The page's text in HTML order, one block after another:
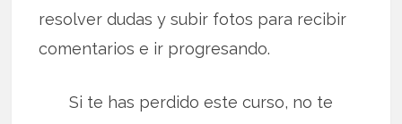
resolver dudas y subir fotos para recibir
comentarios e ir progresando.
Si te has perdido este curso, no te